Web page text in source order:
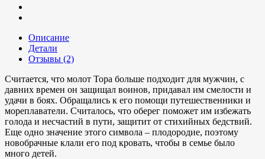
Описание
Детали
Отзывы (2)
Считается, что молот Тора больше подходит для мужчин, с
давних времен он защищал воинов, придавал им смелости и
удачи в боях. Обращались к его помощи путешественники и
мореплаватели. Считалось, что оберег поможет им избежать
голода и несчастий в пути, защитит от стихийных бедствий.
Еще одно значение этого символа – плодородие, поэтому
новобрачные клали его под кровать, чтобы в семье было
много детей.